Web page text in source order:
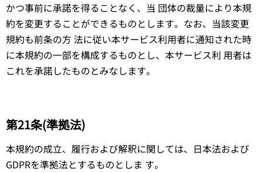
かつ事前に承諾を得ることなく、当 団体の裁量により本規
約を変更することができるものとします。なお、当該変更
規約も前条の方 法に従い本サービス利用者に通知された時
に本規約の一部を構成するものとし、本サービス利 用者は
これを承諾したものとみなします。
第21条(準拠法)
本規約の成立、履行および解釈に関しては、日本法および
GDPRを準拠法とするものとしま す。